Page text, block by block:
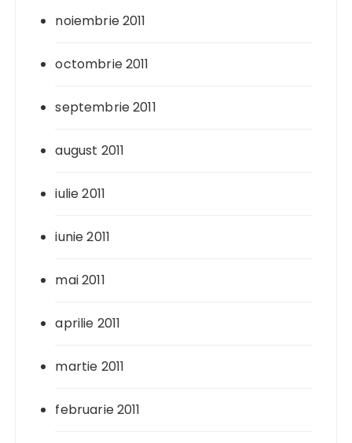
noiembrie 2011
octombrie 2011
septembrie 2011
august 2011
iulie 2011
iunie 2011
mai 2011
aprilie 2011
martie 2011
februarie 2011